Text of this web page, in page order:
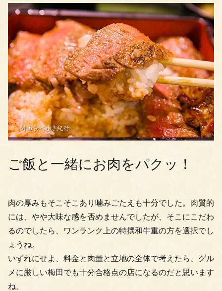
ご飯と一緒にお肉をパクッ！
肉の厚みもそこそこあり噛みごたえも十分でした。肉質的
には、やや大味な感を否めませんでしたが、そこにこだわ
るのでしたら、ワンランク上の特撰和牛重の方を選択でし
ょうね。
いずれにせよ、料金と肉量と立地の全体で考えたら、グル
メに厳しい梅田でも十分合格点の店になるのだと思います
ね。